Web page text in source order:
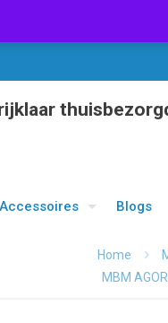
Accessoires Blogs
Home
MBM